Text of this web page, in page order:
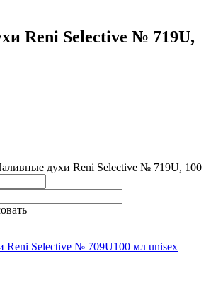
Reni Selective № 719U,
духи Reni Selective № 719U, 100
Reni Selective № 709U100 мл unisex